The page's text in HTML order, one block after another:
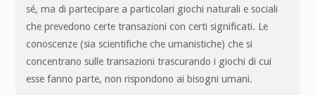
sé, ma di partecipare a particolari giochi naturali e sociali
che prevedono certe transazioni con certi significati. Le
conoscenze (sia scientifiche che umanistiche) che si
concentrano sulle transazioni trascurando i giochi di cui
esse fanno parte, non rispondono ai bisogni umani.